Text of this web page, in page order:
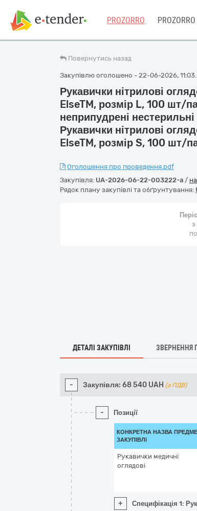
PROZORRO
Повернутись назад
Закупівлю оголошено - 22-06-2026,
Рукавички нітрилові
ElseTM, розмір L, 100 шт/
неприпудрені
Рукавички нітрилові
ElseTM, розмір S, 100 шт/
Оголошення про проведення.pdf
Закупівля: UA-2026-06-22-003222-a /
Рядок плану закупівлі та обґрунтування:
з
ДЕТАЛІ ЗАКУПІВЛІ ЗВЕРНЕННЯ
- Закупівля: 68 540 UAH (з ПДВ)
- Позиції
КОНКРЕТНА НАЗВА
ЗАКУПІВЛІ
Рукавички медичні
оглядові
+ Специфікація 1: